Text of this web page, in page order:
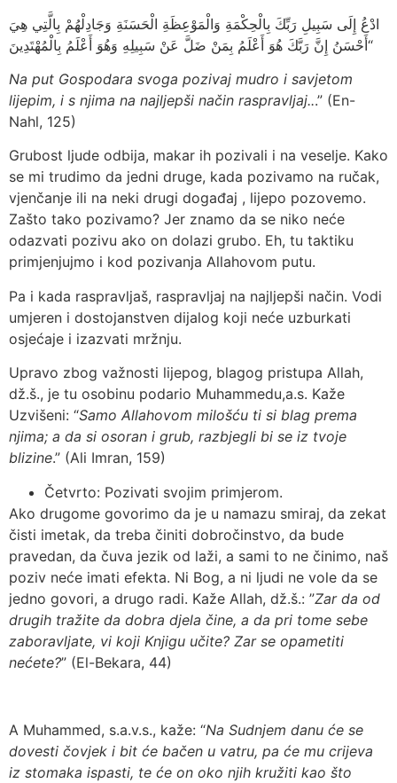
ادْعُ إِلَى سَبِيلِ رَبِّكَ بِالْحِكْمَةِ وَالْمَوْعِظَةِ الْحَسَنَةِ وَجَادِلْهُمْ بِالَّتِي هِيَ
أَحْسَنُ إِنَّ رَبَّكَ هُوَ أَعْلَمُ بِمَنْ ضَلَّ عَنْ سَبِيلِهِ وَهُوَ أَعْلَمُ بِالْمُهْتَدِينَ“
Na put Gospodara svoga pozivaj mudro i savjetom
lijepim, i s njima na najljepši način raspravljaj...” (En-
Nahl, 125)
Grubost ljude odbija, makar ih pozivali i na veselje. Kako
se mi trudimo da jedni druge, kada pozivamo na ručak,
vjenčanje ili na neki drugi događaj , lijepo pozovemo.
Zašto tako pozivamo? Jer znamo da se niko neće
odazvati pozivu ako on dolazi grubo. Eh, tu taktiku
primjenjujmo i kod pozivanja Allahovom putu.
Pa i kada raspravljaš, raspravljaj na najljepši način. Vodi
umjeren i dostojanstven dijalog koji neće uzburkati
osjećaje i izazvati mržnju.
Upravo zbog važnosti lijepog, blagog pristupa Allah,
dž.š., je tu osobinu podario Muhammedu,a.s. Kaže
Uzvišeni: “Samo Allahovom milošću ti si blag prema
njima; a da si osoran i grub, razbjegli bi se iz tvoje
blizine.” (Ali Imran, 159)
Četvrto: Pozivati svojim primjerom.
Ako drugome govorimo da je u namazu smiraj, da zekat
čisti imetak, da treba činiti dobročinstvo, da bude
pravedan, da čuva jezik od laži, a sami to ne činimo, naš
poziv neće imati efekta. Ni Bog, a ni ljudi ne vole da se
jedno govori, a drugo radi. Kaže Allah, dž.š.: ”Zar da od
drugih tražite da dobra djela čine, a da pri tome sebe
zaboravljate, vi koji Knjigu učite? Zar se opametiti
nećete?” (El-Bekara, 44)
A Muhammed, s.a.v.s., kaže: “Na Sudnjem danu će se
dovesti čovjek i bit će bačen u vatru, pa će mu crijeva
iz stomaka ispasti, te će on oko njih kružiti kao što